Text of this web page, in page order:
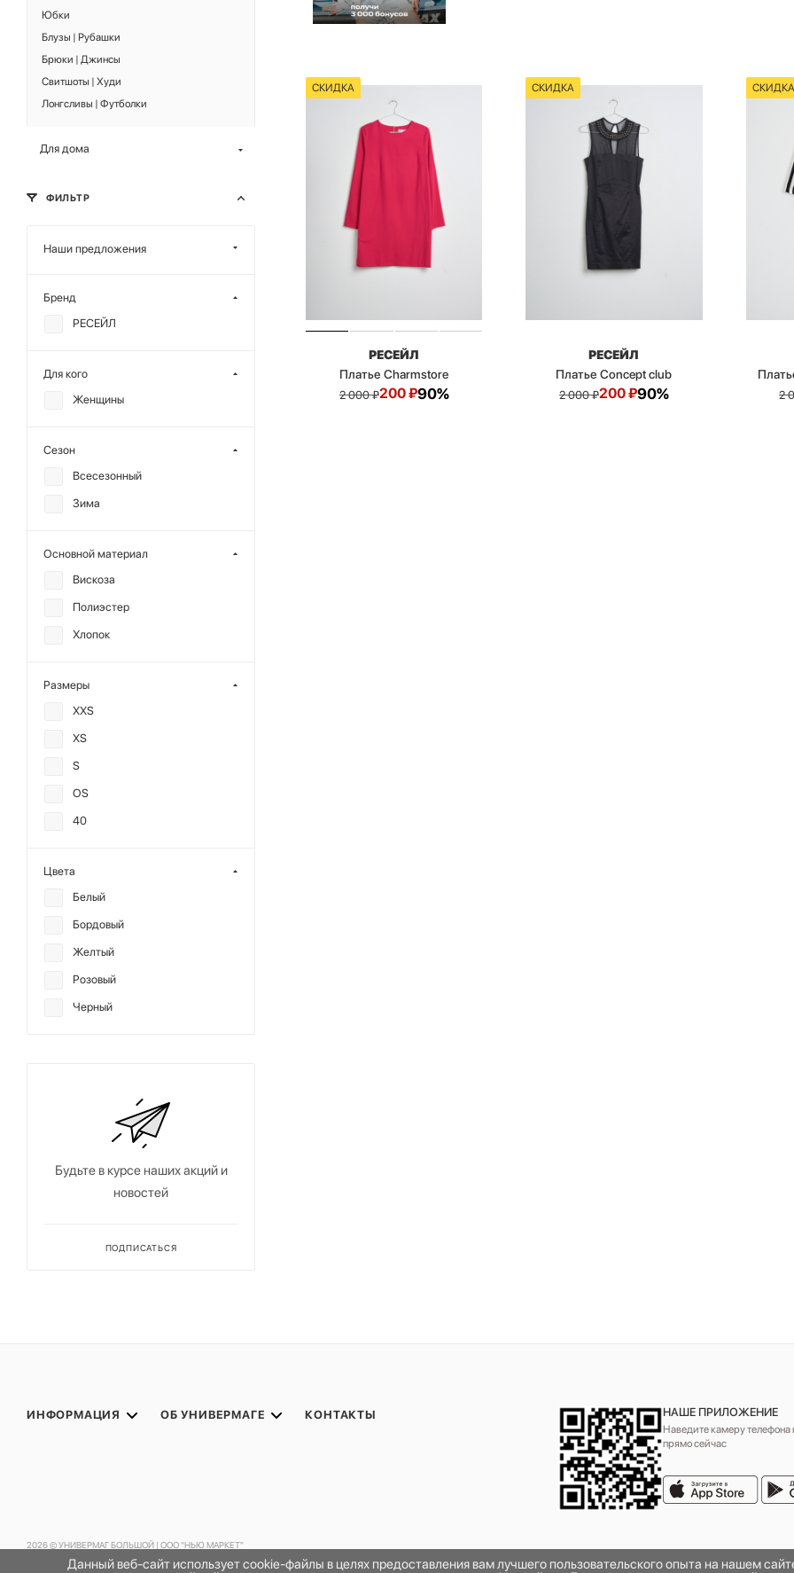
СКИДКА
РЕСЕЙЛ
Платье Charmstore
2 000₽200₽90%
СКИДКА
РЕСЕЙЛ
Платье Concept club
2 000₽200₽90%
СКИДКА
2
Юбки
Блузы | Рубашки
Брюки | Джинсы
Свитшоты | Худи
Лонгсливы | Футболки
Для дома
ФИЛЬТР
Наши предложения
Бренд
РЕСЕЙЛ
Для кого
Женщины
Сезон
Всесезонный
Зима
Основной материал
Вискоза
Полиэстер
Хлопок
Размеры
XXS
XS
S
OS
40
Цвета
Белый
Бордовый
Желтый
Розовый
Черный
Будьте в курсе наших акций и
новостей
ПОДПИСАТЬСЯ
ИНФОРМАЦИЯ ОБ УНИВЕРМАГЕ КОНТАКТЫ
2026 © УНИВЕРМАГ БОЛЬШОЙ | ООО "НЬЮ МАРКЕТ"
НАШЕ ПРИЛОЖЕНИЕ
Наведите камеру телефона
прямо сейчас
Данный веб-сайт использует cookie-файлы в целях предоставления вам лучшего пользовательского опыта на нашем